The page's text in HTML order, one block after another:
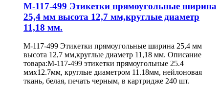
M-117-499 Этикетки прямоугольные ширина
25,4 мм высота 12,7 мм,круглые диаметр
11,18 мм.
M-117-499 Этикетки прямоугольные ширина 25,4 мм
высота 12,7 мм,круглые диаметр 11,18 мм. Описание
товара:M-117-499 этикетки прямоугольные 25.4
ммх12.7мм, круглые диаметром 11.18мм, нейлоновая
ткань, белая, печать черным, в картридже 240 шт.